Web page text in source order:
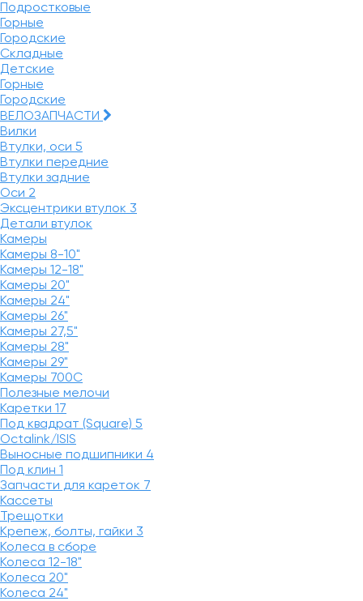
Подростковые
Горные
Городские
Складные
Детские
Горные
Городские
ВЕЛОЗАПЧАСТИ
Вилки
Втулки, оси 5
Втулки передние
Втулки задние
Оси 2
Эксцентрики втулок 3
Детали втулок
Камеры
Камеры 8-10"
Камеры 12-18"
Камеры 20"
Камеры 24"
Камеры 26"
Камеры 27,5"
Камеры 28"
Камеры 29"
Камеры 700C
Полезные мелочи
Каретки 17
Под квадрат (Square) 5
Octalink/ISIS
Выносные подшипники 4
Под клин 1
Запчасти для кареток 7
Кассеты
Трещотки
Крепеж, болты, гайки 3
Колеса в сборе
Колеса 12-18"
Колеса 20"
Колеса 24"